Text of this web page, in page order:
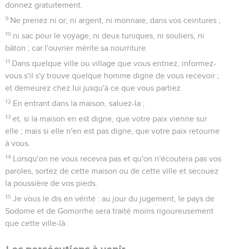
donnez gratuitement.
9 Ne prenez ni or, ni argent, ni monnaie, dans vos ceintures ;
10 ni sac pour le voyage, ni deux tuniques, ni souliers, ni
bâton ; car l'ouvrier mérite sa nourriture.
11 Dans quelque ville ou village que vous entriez, informez-
vous s'il s'y trouve quelque homme digne de vous recevoir ;
et demeurez chez lui jusqu'à ce que vous partiez.
12 En entrant dans la maison, saluez-la ;
13 et, si la maison en est digne, que votre paix vienne sur
elle ; mais si elle n'en est pas digne, que votre paix retourne
à vous.
14 Lorsqu'on ne vous recevra pas et qu'on n'écoutera pas vos
paroles, sortez de cette maison ou de cette ville et secouez
la poussière de vos pieds.
15 Je vous le dis en vérité : au jour du jugement, le pays de
Sodome et de Gomorrhe sera traité moins rigoureusement
que cette ville-là.